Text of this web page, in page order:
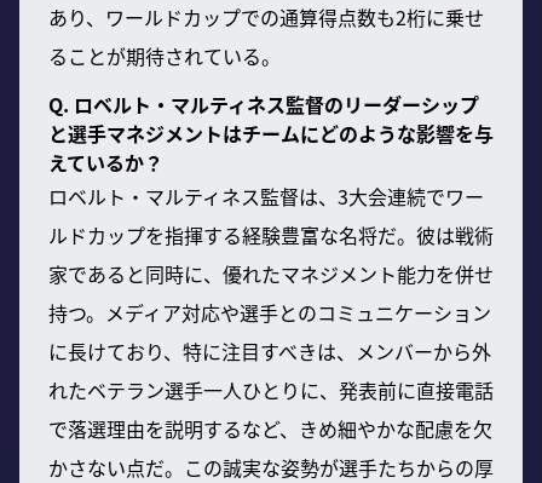
あり、ワールドカップでの通算得点数も2桁に乗せ
ることが期待されている。
Q. ロベルト・マルティネス監督のリーダーシップ
と選手マネジメントはチームにどのような影響を与
えているか？
ロベルト・マルティネス監督は、3大会連続でワー
ルドカップを指揮する経験豊富な名将だ。彼は戦術
家であると同時に、優れたマネジメント能力を併せ
持つ。メディア対応や選手とのコミュニケーション
に長けており、特に注目すべきは、メンバーから外
れたベテラン選手一人ひとりに、発表前に直接電話
で落選理由を説明するなど、きめ細やかな配慮を欠
かさない点だ。この誠実な姿勢が選手たちからの厚